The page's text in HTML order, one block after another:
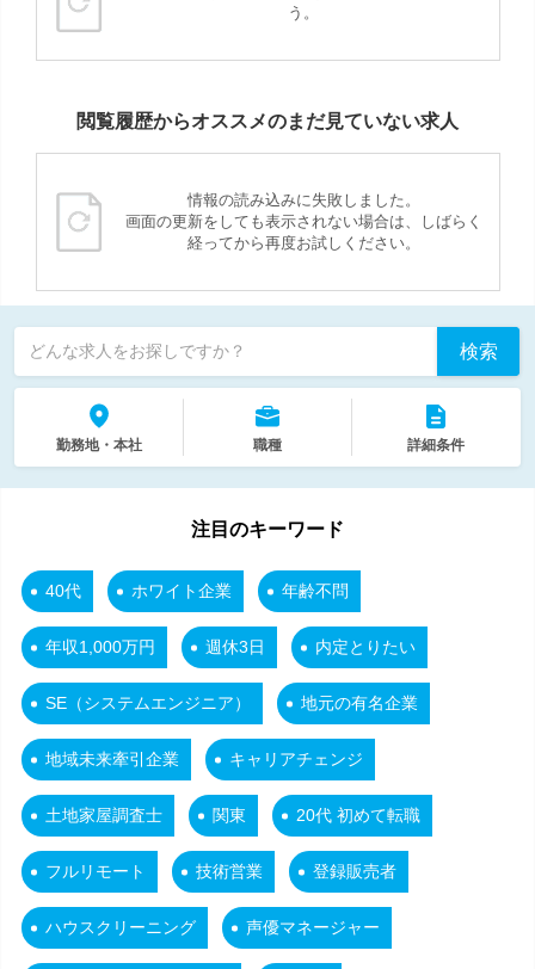
う。
閲覧履歴からオススメのまだ見ていない求人
情報の読み込みに失敗しました。
画面の更新をしても表示されない場合は、しばらく
経ってから再度お試しください。
どんな求人をお探しですか？ 検索
勤務地・本社 職種 詳細条件
注目のキーワード
40代 ホワイト企業 年齢不問
年収1,000万円 週休3日 内定とりたい
SE（システムエンジニア） 地元の有名企業
地域未来牽引企業 キャリアチェンジ
土地家屋調査士 関東 20代 初めて転職
フルリモート 技術営業 登録販売者
ハウスクリーニング 声優マネージャー